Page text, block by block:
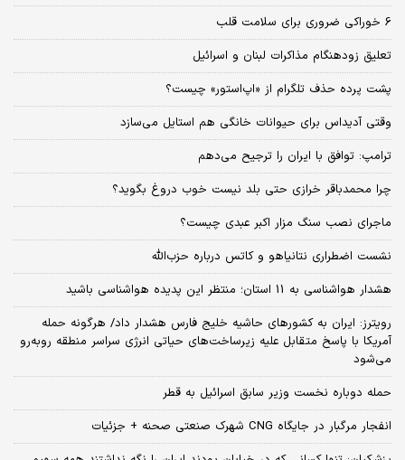
6 خوراکی ضروری برای سلامت قلب
تعلیق زودهنگام مذاکرات لبنان و اسرائیل
پشت پرده حذف تلگرام از «اپ‌استور» چیست؟
وقتی آدیداس برای حیوانات خانگی هم استایل می‌سازد
ترامپ: توافق با ایران را ترجیح می‌دهم
چرا محمدباقر خرازی حتی بلد نیست خوب دروغ بگوید؟
ماجرای نصب سنگ مزار اکبر عبدی چیست؟
نشست اضطراری نتانیاهو و کاتس درباره حزب‌الله
هشدار هواشناسی به 11 استان؛ منتظر این پدیده هواشناسی باشید
رویترز: ایران به کشورهای حاشیه خلیج فارس هشدار داد/ هرگونه حمله
آمریکا با پاسخ متقابل علیه زیرساخت‌های حیاتی انرژی سراسر منطقه روبه‌رو
می‌شود
حمله دوباره نخست وزیر سابق اسرائیل به قطر
انفجار مرگبار در جایگاه CNG شهرک صنعتی صحنه + جزئیات